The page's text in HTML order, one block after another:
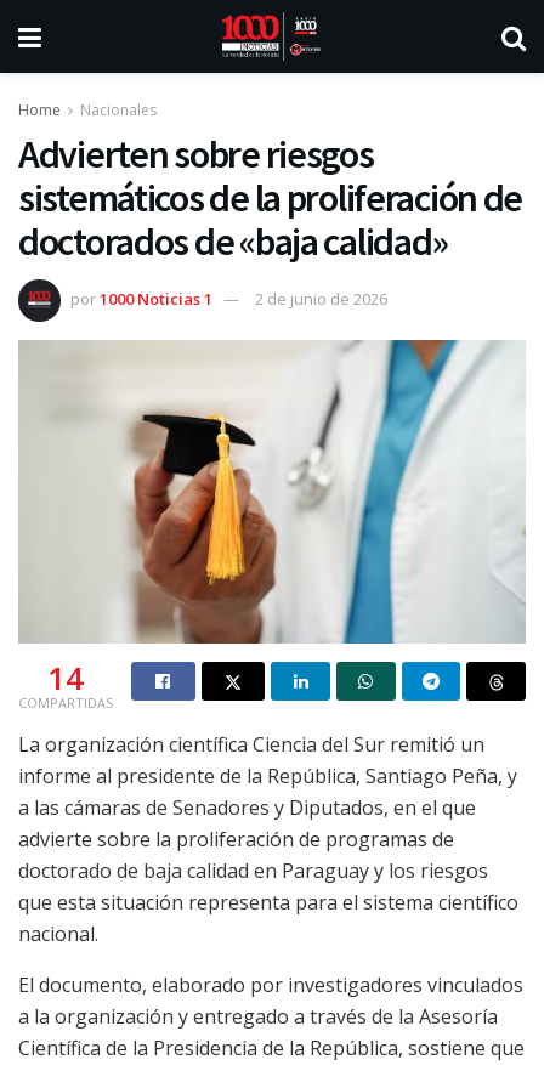
Home Nacionales
Advierten sobre riesgos
sistemáticos de la proliferación de
doctorados de «baja calidad»
por1000 Noticias 1 2 de junio de 2026
14
COMPARTIDAS
La organización científica Ciencia del Sur remitió un
informe al presidente de la República, Santiago Peña, y
a las cámaras de Senadores y Diputados, en el que
advierte sobre la proliferación de programas de
doctorado de baja calidad en Paraguay y los riesgos
que esta situación representa para el sistema científico
nacional.
El documento, elaborado por investigadores vinculados
a la organización y entregado a través de la Asesoría
Científica de la Presidencia de la República, sostiene que